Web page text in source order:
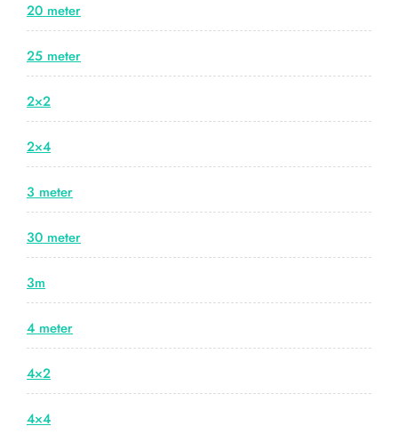
20 meter
25 meter
2×2
2×4
3 meter
30 meter
3m
4 meter
4×2
4×4